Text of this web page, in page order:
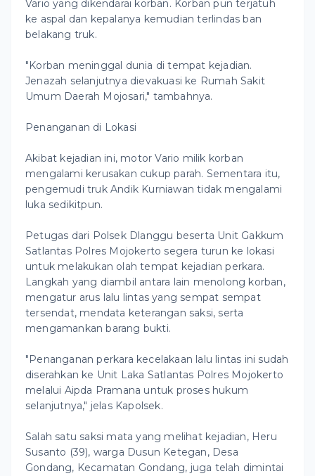
Vario yang dikendarai korban. Korban pun terjatuh
ke aspal dan kepalanya kemudian terlindas ban
belakang truk.
"Korban meninggal dunia di tempat kejadian.
Jenazah selanjutnya dievakuasi ke Rumah Sakit
Umum Daerah Mojosari," tambahnya.
Penanganan di Lokasi
Akibat kejadian ini, motor Vario milik korban
mengalami kerusakan cukup parah. Sementara itu,
pengemudi truk Andik Kurniawan tidak mengalami
luka sedikitpun.
Petugas dari Polsek Dlanggu beserta Unit Gakkum
Satlantas Polres Mojokerto segera turun ke lokasi
untuk melakukan olah tempat kejadian perkara.
Langkah yang diambil antara lain menolong korban,
mengatur arus lalu lintas yang sempat sempat
tersendat, mendata keterangan saksi, serta
mengamankan barang bukti.
"Penanganan perkara kecelakaan lalu lintas ini sudah
diserahkan ke Unit Laka Satlantas Polres Mojokerto
melalui Aipda Pramana untuk proses hukum
selanjutnya," jelas Kapolsek.
Salah satu saksi mata yang melihat kejadian, Heru
Susanto (39), warga Dusun Ketegan, Desa
Gondang, Kecamatan Gondang, juga telah dimintai